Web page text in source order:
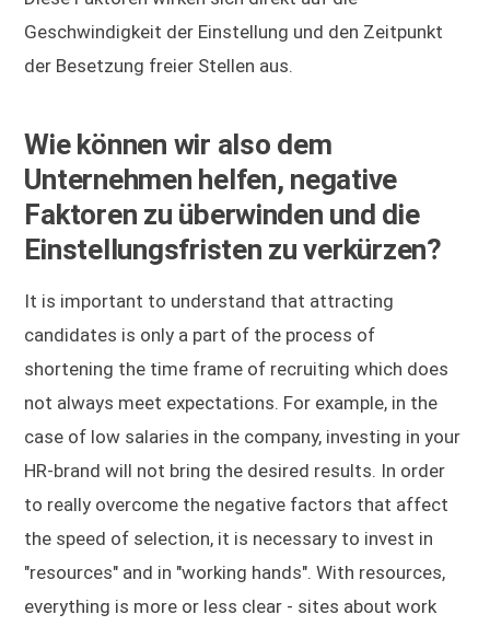
Geschwindigkeit der Einstellung und den Zeitpunkt
der Besetzung freier Stellen aus.
Wie können wir also dem
Unternehmen helfen, negative
Faktoren zu überwinden und die
Einstellungsfristen zu verkürzen?
It is important to understand that attracting
candidates is only a part of the process of
shortening the time frame of recruiting which does
not always meet expectations. For example, in the
case of low salaries in the company, investing in your
HR-brand will not bring the desired results. In order
to really overcome the negative factors that affect
the speed of selection, it is necessary to invest in
"resources" and in "working hands". With resources,
everything is more or less clear - sites about work